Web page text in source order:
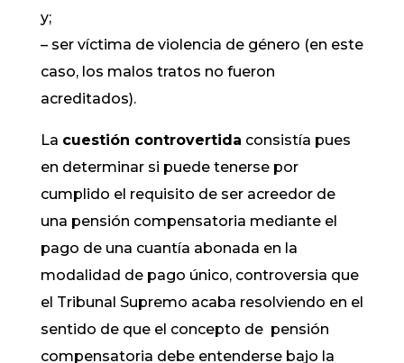
y;
– ser víctima de violencia de género (en este
caso, los malos tratos no fueron
acreditados).
La cuestión controvertida consistía pues
en determinar si puede tenerse por
cumplido el requisito de ser acreedor de
una pensión compensatoria mediante el
pago de una cuantía abonada en la
modalidad de pago único, controversia que
el Tribunal Supremo acaba resolviendo en el
sentido de que el concepto de pensión
compensatoria debe entenderse bajo la